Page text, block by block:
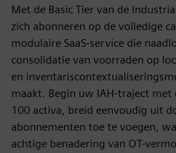
Met de Basic Tier van de
zich abonneren op de volledige
modulaire SaaS-service die
consolidatie van voorraden op
en
maakt. Begin uw IAH-traject
100 activa, breid eenvoudig uit
abonnementen toe te voegen,
achtige benadering van OT-